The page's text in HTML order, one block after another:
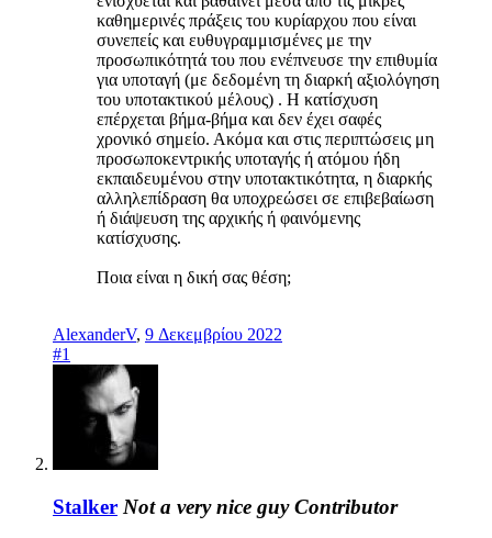
καθημερινές πράξεις του κυρίαρχου που είναι
συνεπείς και ευθυγραμμισμένες με την
προσωπικότητά του που ενέπνευσε την επιθυμία
για υποταγή (με δεδομένη τη διαρκή αξιολόγηση
του υποτακτικού μέλους) . Η κατίσχυση
επέρχεται βήμα-βήμα και δεν έχει σαφές
χρονικό σημείο. Ακόμα και στις περιπτώσεις μη
προσωποκεντρικής υποταγής ή ατόμου ήδη
εκπαιδευμένου στην υποτακτικότητα, η διαρκής
αλληλεπίδραση θα υποχρεώσει σε επιβεβαίωση
ή διάψευση της αρχικής ή φαινόμενης
κατίσχυσης.
Ποια είναι η δική σας θέση;
AlexanderV, 9 Δεκεμβρίου 2022
#1
Stalker Not a very nice guy Contributor